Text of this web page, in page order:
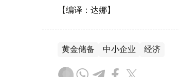
【编译：达娜】
黄金储备 中小企业 经济